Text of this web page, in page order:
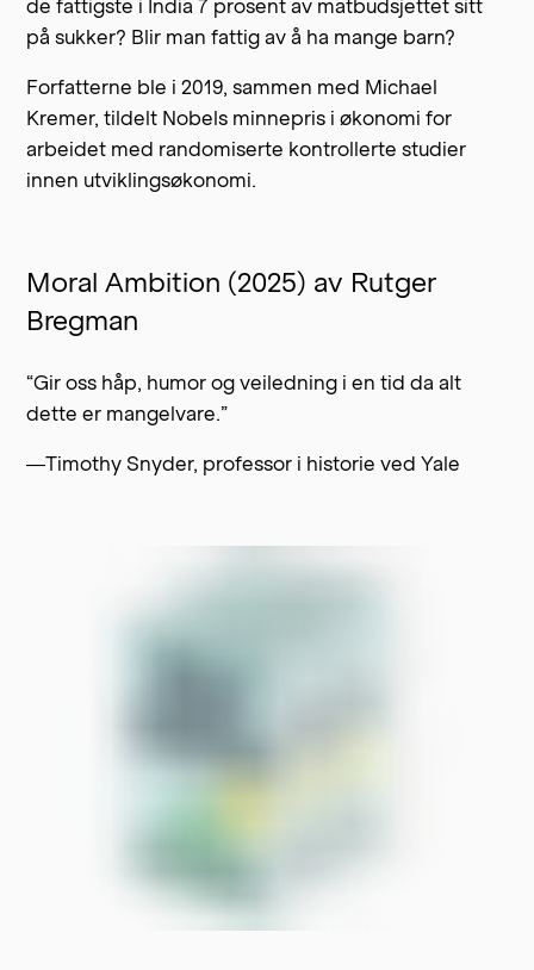
de fattigste i India 7 prosent av matbudsjettet sitt
på sukker? Blir man fattig av å ha mange barn?
Forfatterne ble i 2019, sammen med Michael
Kremer, tildelt Nobels minnepris i økonomi for
arbeidet med randomiserte kontrollerte studier
innen utviklingsøkonomi.
Moral Ambition (2025) av Rutger
Bregman
“Gir oss håp, humor og veiledning i en tid da alt
dette er mangelvare.”
—Timothy Snyder, professor i historie ved Yale